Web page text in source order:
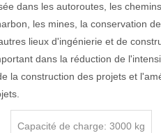
dans les autoroutes, les
les mines, la conservation
lieux d'ingénierie et de
dans la réduction de
la construction des projets et
Capacité de charge: 3000 kg